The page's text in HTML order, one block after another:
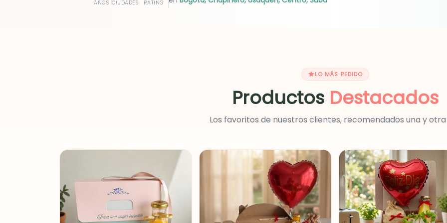
AÑOS CIUDADES RATING
LO MÁS PEDIDO
Productos Destacados
Los favoritos de nuestros clientes, recomendados una y